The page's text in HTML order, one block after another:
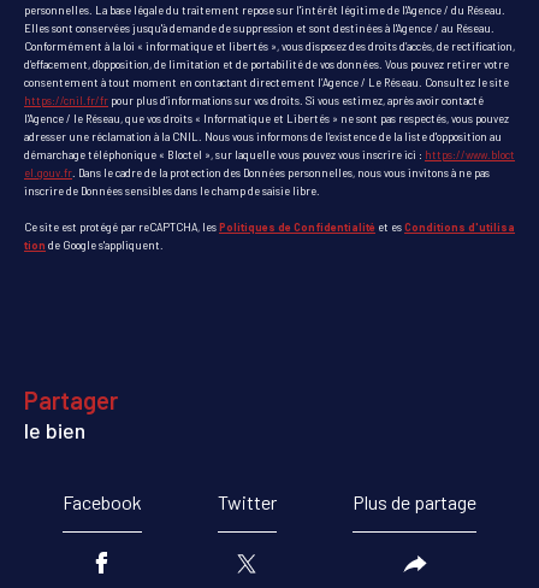
personnelles. La base légale du traitement repose sur l'intérêt légitime de l'Agence / du Réseau.
Elles sont conservées jusqu'à demande de suppression et sont destinées à l'Agence / au Réseau.
Conformément à la loi « informatique et libertés », vous disposez des droits d’accès, de rectification,
d’effacement, d’opposition, de limitation et de portabilité de vos données. Vous pouvez retirer votre
consentement à tout moment en contactant directement l’Agence / Le Réseau. Consultez le site
https://cnil.fr/fr pour plus d’informations sur vos droits. Si vous estimez, après avoir contacté
l'Agence / le Réseau, que vos droits « Informatique et Libertés » ne sont pas respectés, vous pouvez
adresser une réclamation à la CNIL. Nous vous informons de l’existence de la liste d'opposition au
démarchage téléphonique « Bloctel », sur laquelle vous pouvez vous inscrire ici : https://www.bloct
el.gouv.fr . Dans le cadre de la protection des Données personnelles, nous vous invitons à ne pas
inscrire de Données sensibles dans le champ de saisie libre.
Ce site est protégé par reCAPTCHA, lesPolitiques de Confidentialité et esConditions d'utilisa
tion de Google s'appliquent.
partager
le bien
Facebook Twitter Plus de partage